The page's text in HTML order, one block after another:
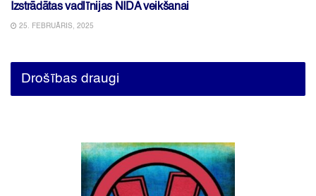
Izstrādātas vadlīnijas NIDA veikšanai
25. FEBRUĀRIS, 2025
Drošības draugi